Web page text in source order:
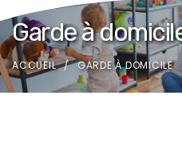
Garde à
ACCUEIL GARDE À DOMICILE